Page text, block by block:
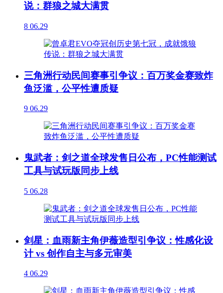
说：群狼之城大满贯
8 06.29
三角洲行动民间赛事引争议：百万奖金赛致炸
鱼泛滥，公平性遭质疑
9 06.29
鬼武者：剑之道全球发售日公布，PC性能测试
工具与试玩版同步上线
5 06.28
剑星：血雨新主角伊薇造型引争议：性感化设
计 vs 创作自主与多元审美
4 06.29